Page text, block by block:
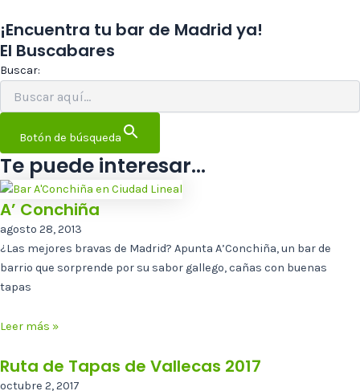
¡Encuentra tu bar de Madrid ya!
El Buscabares
Buscar:
Botón de búsqueda
Te puede interesar...
A’ Conchiña
agosto 28, 2013
¿Las mejores bravas de Madrid? Apunta A’Conchiña, un bar de
barrio que sorprende por su sabor gallego, cañas con buenas
tapas
Leer más »
Ruta de Tapas de Vallecas 2017
octubre 2, 2017